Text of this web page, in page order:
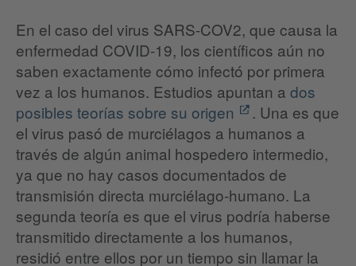
En el caso del virus SARS-COV2, que causa la
enfermedad COVID-19, los científicos aún no
saben exactamente cómo infectó por primera
vez a los humanos. Estudios apuntan a dos
posibles teorías sobre su origen
. Una es que
el virus pasó de murciélagos a humanos a
través de algún animal hospedero intermedio,
ya que no hay casos documentados de
transmisión directa murciélago-humano. La
segunda teoría es que el virus podría haberse
transmitido directamente a los humanos,
residió entre ellos por un tiempo sin llamar la